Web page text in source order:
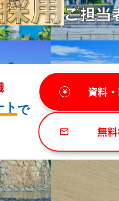
ご担当
ト で
資料
mail_outline 無
エリア／現地担当者アドバイス
・沖縄エリア／現地担当者アドバ
者アドバイス
地担当者アドバイス
四国エ
九州・
新社長のチャレンジ
さき
の採
株式会
事例一覧はこちら